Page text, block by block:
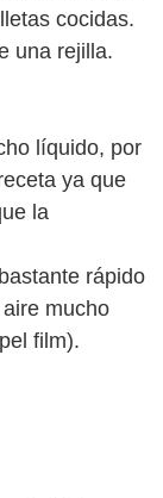
cocidas.
una rejilla.
líquido, por
ya que
la
rápido
mucho
film).